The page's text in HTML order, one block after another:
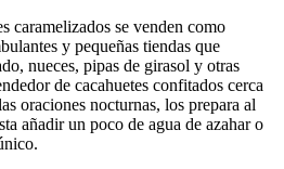
caramelizados se venden como
y pequeñas tiendas que
nueces, pipas de girasol y otras
de cacahuetes confitados cerca
oraciones nocturnas, los prepara al
añadir un poco de agua de azahar o